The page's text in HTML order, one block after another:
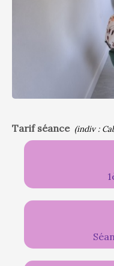
Tarif séance (indiv :